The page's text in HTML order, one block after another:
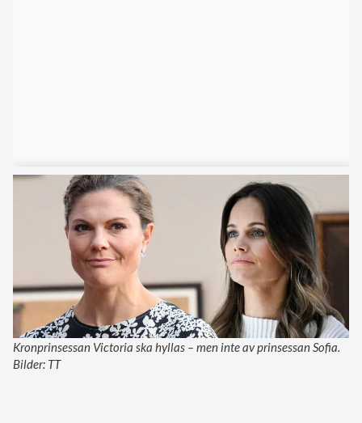
Kronprinsessan Victoria ska hyllas – men inte av prinsessan Sofia.
Bilder: TT